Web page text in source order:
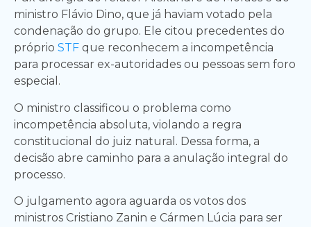
ministro Flávio Dino, que já haviam votado pela
condenação do grupo. Ele citou precedentes do
próprio STF que reconhecem a incompetência
para processar ex-autoridades ou pessoas sem foro
especial.
O ministro classificou o problema como
incompetência absoluta, violando a regra
constitucional do juiz natural. Dessa forma, a
decisão abre caminho para a anulação integral do
processo.
O julgamento agora aguarda os votos dos
ministros Cristiano Zanin e Cármen Lúcia para ser